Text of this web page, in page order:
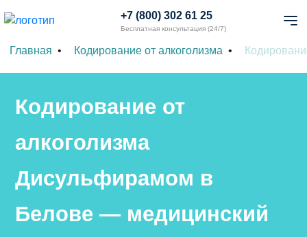
+7 (800) 302 61 25
Бесплатная консультация (24/7)
Главная Кодирование от алкоголизма
Кодирование от
алкоголизма
Дисульфирамом в
Белове — медицинский